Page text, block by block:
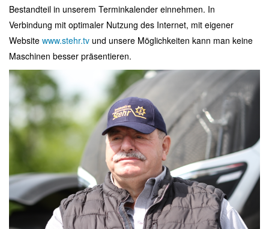
Bestandteil in unserem Terminkalender einnehmen. In
Verbindung mit optimaler Nutzung des Internet, mit eigener
Website www.stehr.tv und unsere Möglichkeiten kann man keine
Maschinen besser präsentieren.